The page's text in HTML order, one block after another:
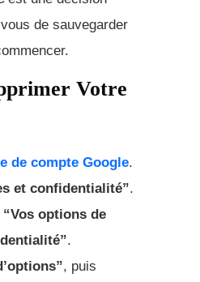
de sauvegarder
Votre
de compte Google.
et confidentialité”.
“Vos options de
.
, puis